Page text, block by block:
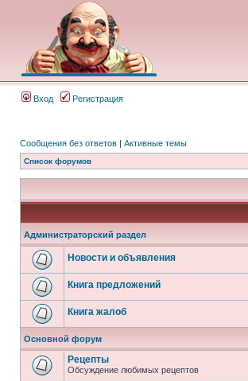
Вход Регистрация
Сообщения без ответов | Активные темы
Список форумов
Администраторский раздел
Новости и объявления
Книга предложений
Книга жалоб
Основной форум
Рецепты
Обсуждение любимых рецептов